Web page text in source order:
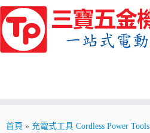
Skip
to
content
首頁 » 充電式工具 Cordless Power Tools